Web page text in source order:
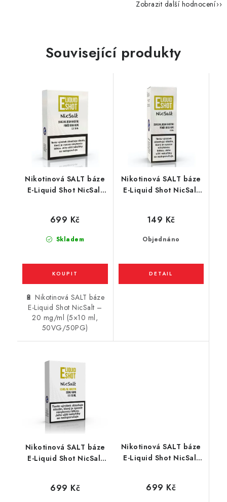
Zobrazit další hodnocení
Související produkty
Nikotinová SALT báze
E-Liquid Shot NicSalt
Skladem
699 Kč
🔋 Nikotinová SALT báze
E-Liquid Shot NicSalt –
20 mg/ml (5×10 ml,
50VG/50PG)
Nikotinová SALT báze
E-Liquid Shot NicSalt
Objednáno
149 Kč
Nikotinová SALT báze
E-Liquid Shot NicSalt
699 Kč
Nikotinová SALT báze
E-Liquid Shot NicSalt
699 Kč